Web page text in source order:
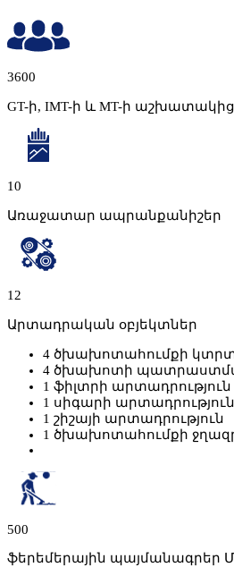
3600
GT-ի, IMT-ի և MT-ի
10
Առաջատար ապրանքանիշեր
12
Արտադրական օբյեկտներ
4 ծխախոտահումքի
4 ծխախոտի
1 ֆիլտրի արտադրություն
1 սիգարի արտադրություն
1 շիշայի արտադրություն
1 ծխախոտահումքի
500
ֆերեմերային պայմանագրեր